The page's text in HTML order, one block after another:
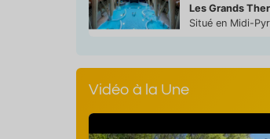
Les Grands
Situé en Midi-
Vidéo à la Une